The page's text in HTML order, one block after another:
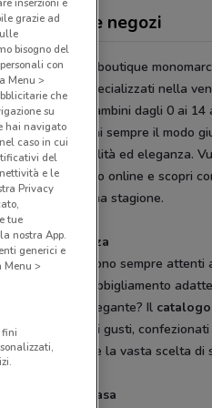
offerte e negozi
è la catena di boutique
e outlet specializzati nella
per bambini dagli 0 ai
italiani troverai sempre il modo
con stile, qualità ed eleganza.
Sfoglialo online e scopri
nella prossima stagione.
ed eleganza
di
sono sempre attenti
linee di abbigliamento
Casual o elegante? Il catalogo
capi per tutti i gusti, confezionati
Scopri anche la vasta scelta di
online da casa
grazie ad
bisogno del
con
Menu >
che
su
hai navigato
caso in cui
del
e le
Privacy
tue
nostra App.
generici e
Menu >
fini